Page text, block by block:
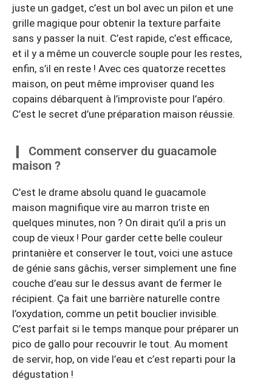
juste un gadget, c’est un bol avec un pilon et une
grille magique pour obtenir la texture parfaite
sans y passer la nuit. C’est rapide, c’est efficace,
et il y a même un couvercle souple pour les restes,
enfin, s’il en reste ! Avec ces quatorze recettes
maison, on peut même improviser quand les
copains débarquent à l’improviste pour l’apéro.
C’est le secret d’une préparation maison réussie.
Comment conserver du guacamole
maison ?
C’est le drame absolu quand le guacamole
maison magnifique vire au marron triste en
quelques minutes, non ? On dirait qu’il a pris un
coup de vieux ! Pour garder cette belle couleur
printanière et conserver le tout, voici une astuce
de génie sans gâchis, verser simplement une fine
couche d’eau sur le dessus avant de fermer le
récipient. Ça fait une barrière naturelle contre
l’oxydation, comme un petit bouclier invisible.
C’est parfait si le temps manque pour préparer un
pico de gallo pour recouvrir le tout. Au moment
de servir, hop, on vide l’eau et c’est reparti pour la
dégustation !